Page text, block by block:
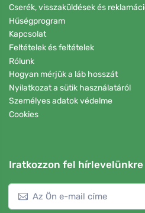
Cserék, visszaküldések és
Hűségprogram
Kapcsolat
Feltételek és feltételek
Rólunk
Hogyan mérjük a láb hosszát
Nyilatkozat a sütik használatáról
Személyes adatok védelme
Cookies
Iratkozzon fel hírlevelünkre